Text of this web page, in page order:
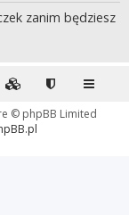
zanim będziesz
© phpBB Limited